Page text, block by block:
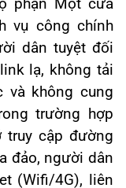
phận Một cửa
vụ công chính
dân tuyệt đối
lạ, không tải
và không cung
trường hợp
truy cập đường
đảo, người dân
(Wifi/4G), liên